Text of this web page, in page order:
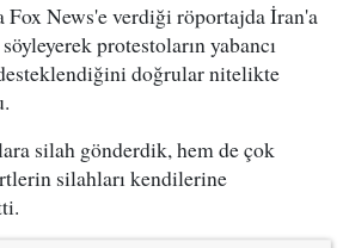
Fox News'e verdiği röportajda İran'a
protestoların yabancı
doğrular nitelikte
silah gönderdik, hem de çok
silahları kendilerine